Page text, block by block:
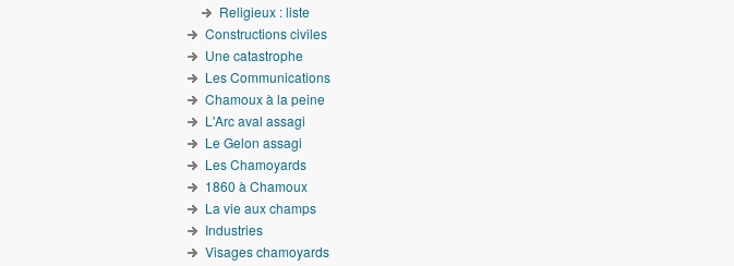
Religieux : liste
Constructions civiles
Une catastrophe
Les Communications
Chamoux à la peine
L'Arc aval assagi
Le Gelon assagi
Les Chamoyards
1860 à Chamoux
La vie aux champs
Industries
Visages chamoyards